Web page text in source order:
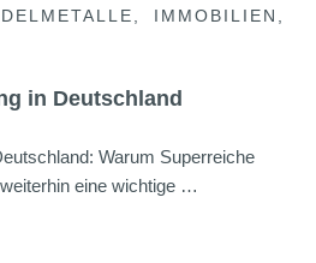
IMMOBILIEN
in Deutschland
Warum Superreiche
eine wichtige …